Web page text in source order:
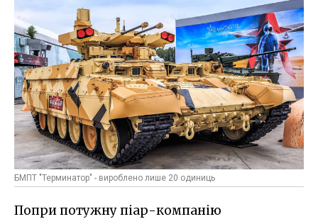
БМПТ "Терминатор" - вироблено лише 20 одиниць
Попри потужну піар-компанію